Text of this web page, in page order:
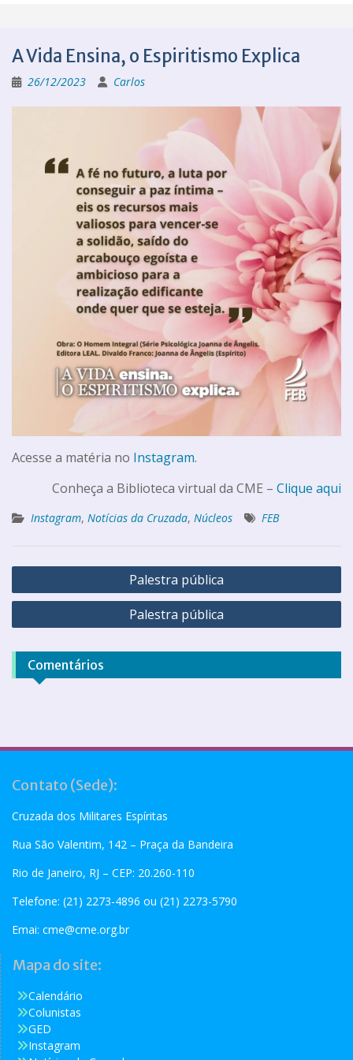
A Vida Ensina, o Espiritismo Explica
26/12/2023 Carlos
Acesse a matéria no Instagram.
Conheça a Biblioteca virtual da CME – Clique aqui
Instagram, Notícias da Cruzada, Núcleos FEB
Palestra pública
Palestra pública
Comentários
Contato (Sede):
Cruzada dos Militares Espíritas
Rua São Valentim, 142 – Praça da Bandeira
Rio de Janeiro, RJ – CEP: 20.260-110
Telefone: (21) 2273-4896 ou (21) 2273-5790
Emai: cme@cme.org.br
Mapa do site:
Calendário
Colunistas
GED
Instagram